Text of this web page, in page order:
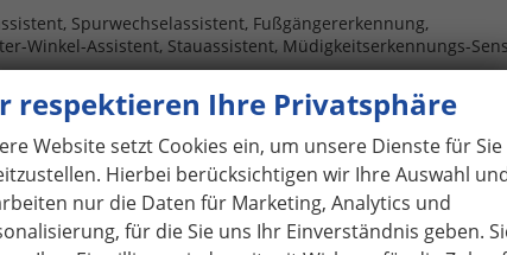
Spurwechselassistent, Fußgängererkennung,
Winkel-Assistent, Stauassistent, Müdigkeitserkennungs-
Park Distance Control vorne, Park Distance Control
Lichtsensor, Tagfahrlicht, LED-Rückleuchten, LED-
respektieren Ihre Privatsphäre
Website setzt Cookies ein, um unsere Dienste für Sie
Hierbei berücksichtigen wir Ihre Auswahl
nur die Daten für Marketing, Analytics und
für die Sie uns Ihr Einverständnis geben.